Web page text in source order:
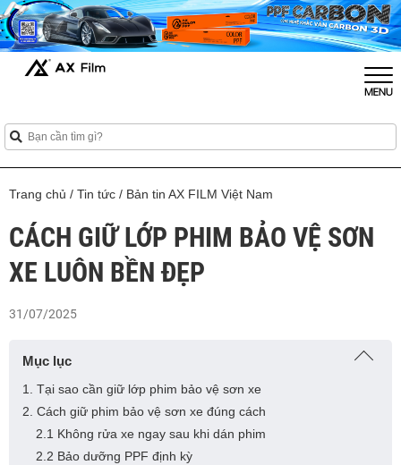
Trang chủ / Tin tức / Bản tin AX FILM Việt Nam
CÁCH GIỮ LỚP PHIM BẢO VỆ SƠN
XE LUÔN BỀN ĐẸP
31/07/2025
Mục lục
1. Tại sao cần giữ lớp phim bảo vệ sơn xe
2. Cách giữ phim bảo vệ sơn xe đúng cách
2.1 Không rửa xe ngay sau khi dán phim
2.2 Bảo dưỡng PPF định kỳ